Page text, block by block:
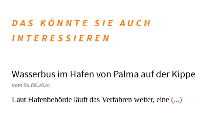
DAS KÖNNTE SIE AUCH
INTERESSIEREN
Wasserbus im Hafen von Palma auf der Kippe
vom 06.08.2026
Laut Hafenbehörde läuft das Verfahren weiter, eine (...)